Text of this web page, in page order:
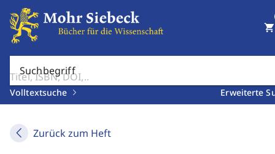
Suchbegriff
Volltextsuche Erweiterte
shopping_cart
Zurück zum Heft